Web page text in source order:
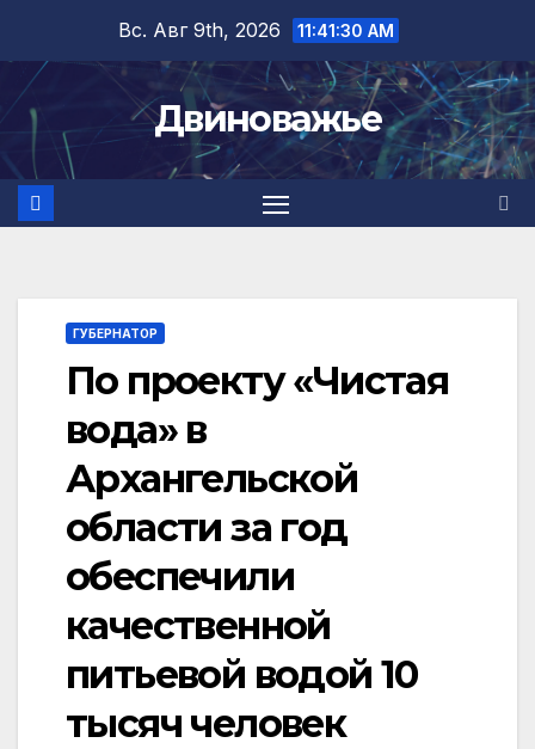
содержимому
Вс. Авг 9th, 2026 11:41:30 AM
Двиноважье
ГУБЕРНАТОР
По проекту «Чистая
вода» в
Архангельской
области за год
обеспечили
качественной
питьевой водой 10
тысяч человек